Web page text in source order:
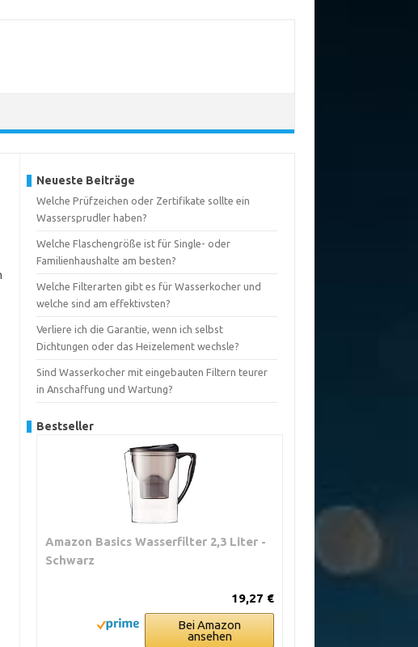
Neueste Beiträge
Welche Prüfzeichen oder Zertifikate sollte ein
Wassersprudler haben?
Welche Flaschengröße ist für Single- oder
Familienhaushalte am besten?
Welche Filterarten gibt es für Wasserkocher und
welche sind am effektivsten?
Verliere ich die Garantie, wenn ich selbst
Dichtungen oder das Heizelement wechsle?
Sind Wasserkocher mit eingebauten Filtern teurer
in Anschaffung und Wartung?
Bestseller
Amazon Basics Wasserfilter 2,3 Liter -
Schwarz
19,27 €
Bei Amazon
ansehen